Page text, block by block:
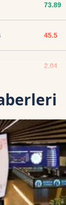
73.89
45.5
2.04
1.0296
1.0004
1.0003
0.3276